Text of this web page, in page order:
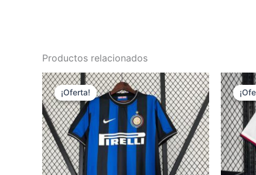
Productos relacionados
¡Oferta!
¡Oferta!